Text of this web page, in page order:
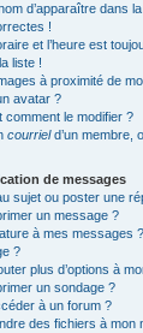
d’apparaître dans
!
et l’heure est
liste !
à proximité de
avatar ?
comment le modifier ?
courrield’un membre,
de messages
sujet ou poster une
un message ?
à mes messages ?
?
plus d’options à
un sondage ?
à un forum ?
des fichiers à mon